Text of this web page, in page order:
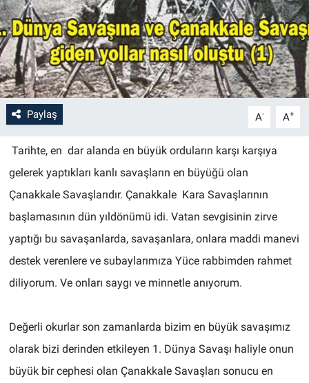
Paylaş A- A+
Tarihte, en dar alanda en büyük orduların karşı karşıya
gelerek yaptıkları kanlı savaşların en büyüğü olan
Çanakkale Savaşlarıdır. Çanakkale Kara Savaşlarının
başlamasının dün yıldönümü idi. Vatan sevgisinin zirve
yaptığı bu savaşanlarda, savaşanlara, onlara maddi manevi
destek verenlere ve subaylarımıza Yüce rabbimden rahmet
diliyorum. Ve onları saygı ve minnetle anıyorum.
Değerli okurlar son zamanlarda bizim en büyük savaşımız
olarak bizi derinden etkileyen 1. Dünya Savaşı haliyle onun
büyük bir cephesi olan Çanakkale Savaşları sonucu en